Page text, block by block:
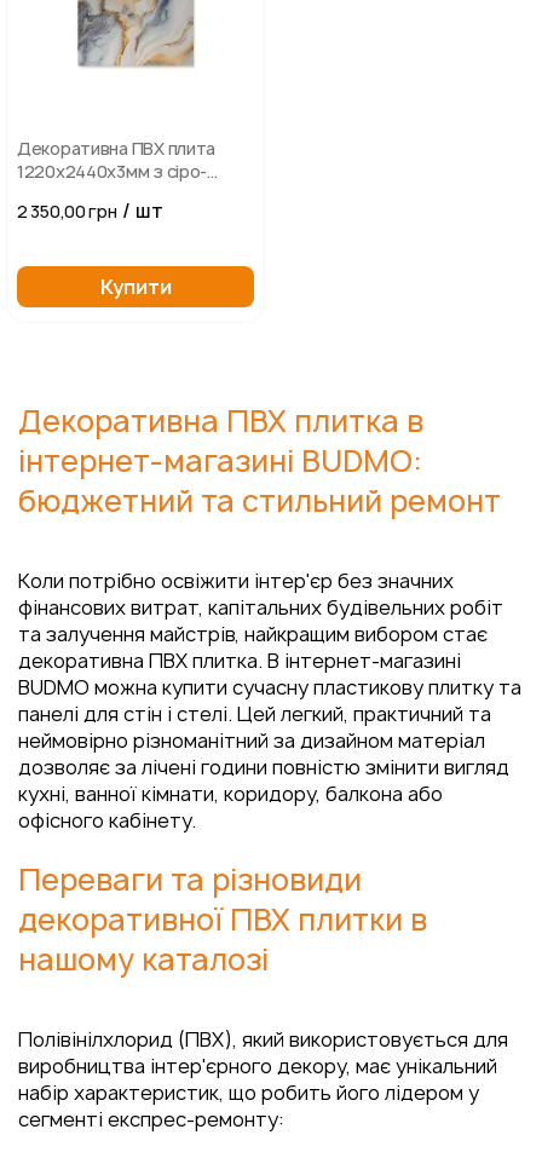
Декоративна ПВХ плита
1220х2440х3мм з сіро-
2 350,00 грн / шт
Купити
Декоративна ПВХ плитка в
інтернет-магазині BUDMO:
бюджетний та стильний ремонт
Коли потрібно освіжити інтер'єр без значних
фінансових витрат, капітальних будівельних робіт
та залучення майстрів, найкращим вибором стає
декоративна ПВХ плитка. В інтернет-магазині
BUDMO можна купити сучасну пластикову плитку та
панелі для стін і стелі. Цей легкий, практичний та
неймовірно різноманітний за дизайном матеріал
дозволяє за лічені години повністю змінити вигляд
кухні, ванної кімнати, коридору, балкона або
офісного кабінету.
Переваги та різновиди
декоративної ПВХ плитки в
нашому каталозі
Полівінілхлорид (ПВХ), який використовується для
виробництва інтер'єрного декору, має унікальний
набір характеристик, що робить його лідером у
сегменті експрес-ремонту: